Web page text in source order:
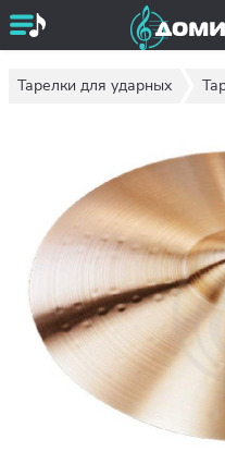
Тарелки для ударных